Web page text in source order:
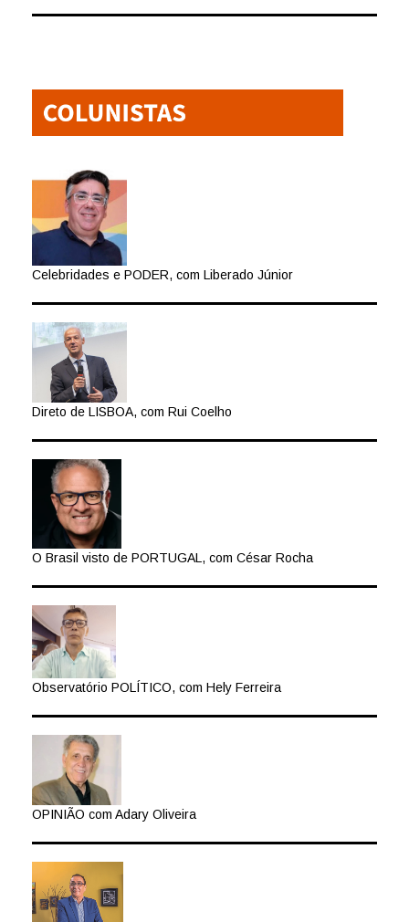
Celebridades e PODER, com Liberado Júnior
Direto de LISBOA, com Rui Coelho
O Brasil visto de PORTUGAL, com César Rocha
Observatório POLÍTICO, com Hely Ferreira
OPINIÃO com Adary Oliveira